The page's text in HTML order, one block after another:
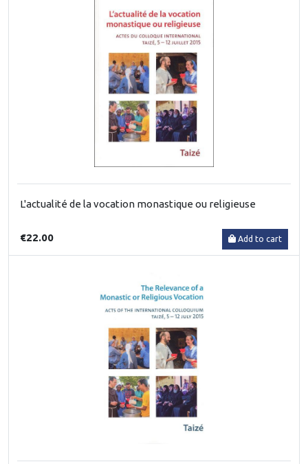
L'actualité de la vocation monastique ou religieuse
€22.00 Add to cart